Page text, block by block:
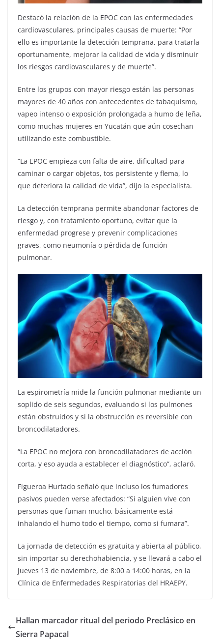
Destacó la relación de la EPOC con las enfermedades
cardiovasculares, principales causas de muerte: “Por
ello es importante la detección temprana, para tratarla
oportunamente, mejorar la calidad de vida y disminuir
los riesgos cardiovasculares y de muerte”.
Entre los grupos con mayor riesgo están las personas
mayores de 40 años con antecedentes de tabaquismo,
vapeo intenso o exposición prolongada a humo de leña,
como muchas mujeres en Yucatán que aún cosechan
utilizando este combustible.
“La EPOC empieza con falta de aire, dificultad para
caminar o cargar objetos, tos persistente y flema, lo
que deteriora la calidad de vida”, dijo la especialista.
La detección temprana permite abandonar factores de
riesgo y, con tratamiento oportuno, evitar que la
enfermedad progrese y prevenir complicaciones
graves, como neumonía o pérdida de función
pulmonar.
La espirometría mide la función pulmonar mediante un
soplido de seis segundos, evaluando si los pulmones
están obstruidos y si la obstrucción es reversible con
broncodilatadores.
“La EPOC no mejora con broncodilatadores de acción
corta, y eso ayuda a establecer el diagnóstico”, aclaró.
Figueroa Hurtado señaló que incluso los fumadores
pasivos pueden verse afectados: “Si alguien vive con
personas que fuman mucho, básicamente está
inhalando el humo todo el tiempo, como si fumara”.
La jornada de detección es gratuita y abierta al público,
sin importar su derechohabiencia, y se llevará a cabo el
jueves 13 de noviembre, de 8:00 a 14:00 horas, en la
Clínica de Enfermedades Respiratorias del HRAEPY.
Hallan marcador ritual del periodo Preclásico en
Sierra Papacal